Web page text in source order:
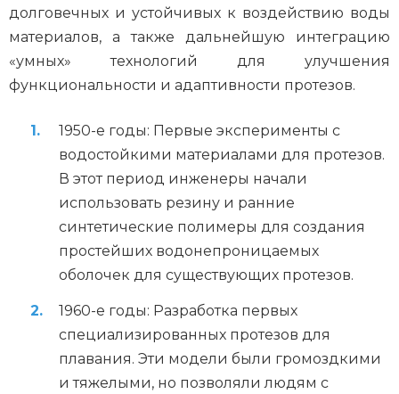
долговечных и устойчивых к воздействию воды
материалов, а также дальнейшую интеграцию
«умных» технологий для улучшения
функциональности и адаптивности протезов.
1950-е годы: Первые эксперименты с
водостойкими материалами для протезов.
В этот период инженеры начали
использовать резину и ранние
синтетические полимеры для создания
простейших водонепроницаемых
оболочек для существующих протезов.
1960-е годы: Разработка первых
специализированных протезов для
плавания. Эти модели были громоздкими
и тяжелыми, но позволяли людям с